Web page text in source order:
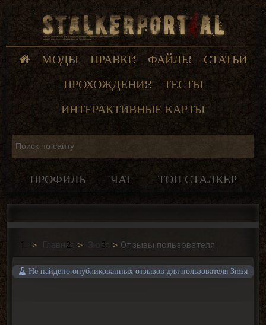
МОДЫ ПРАВКИ ФАЙЛЫ
СТАТЬИ
ПРОХОЖДЕНИЯ
ТЕСТЫ
ИНТЕРАКТИВНЫЕ КАРТЫ
ПРОФИЛЬ ЧАТ ТОП СТАЛКЕР
Главная Зюзя Отзывы пользователя
Не найдено опубликованных отзывов для пользователя Зюзя